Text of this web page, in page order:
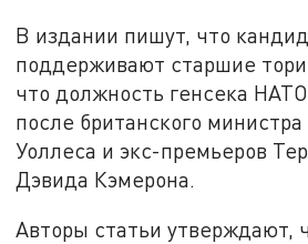
В издании пишут, что
поддерживают старшие
что должность генсека
после британского
Уоллеса и экс-премьеров
Дэвида Кэмерона.
Авторы статьи утверждают,